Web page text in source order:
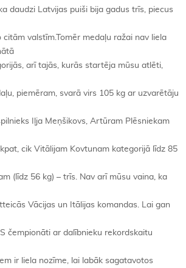
daudzi Latvijas puiši bija gadus trīs, piecus
valstīm.Tomēr medaļu ražai nav liela
arī tajās, kurās startēja mūsu atlēti,
piemēram, svarā virs 105 kg ar uzvarētāju
Iļja Meņšikovs, Artūram Plēsniekam
cik Vitālijam Kovtunam kategorijā līdz 85
(līdz 56 kg) – trīs. Nav arī mūsu vaina, ka
Vācijas un Itālijas komandas. Lai gan
čempionāti ar dalībnieku rekordskaitu
ir liela nozīme, lai labāk sagatavotos